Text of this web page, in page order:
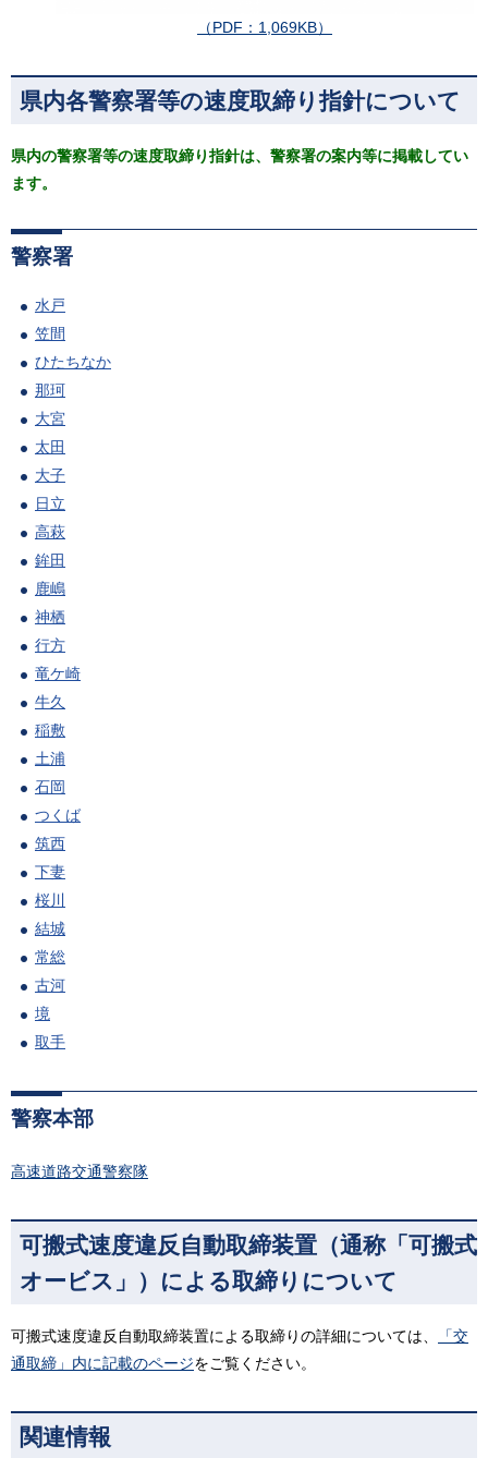
（PDF：1,069KB）
県内各警察署等の速度取締り指針について
県内の警察署等の速度取締り指針は、警察署の案内等に掲載してい
ます。
警察署
水戸
笠間
ひたちなか
那珂
大宮
太田
大子
日立
高萩
鉾田
鹿嶋
神栖
行方
竜ケ崎
牛久
稲敷
土浦
石岡
つくば
筑西
下妻
桜川
結城
常総
古河
境
取手
警察本部
高速道路交通警察隊
可搬式速度違反自動取締装置（通称「可搬式
オービス」）による取締りについて
可搬式速度違反自動取締装置による取締りの詳細については、
「交
通取締」内に記載のページをご覧ください。
関連情報